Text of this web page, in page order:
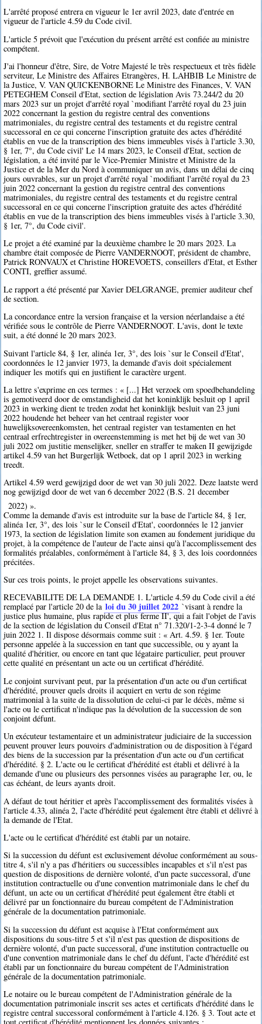
L'arrêté proposé entrera en vigueur le 1er avril 2023, date d'entrée en
vigueur de l'article 4.59 du Code civil.
L'article 5 prévoit que l'exécution du présent arrêté est confiée au ministre
compétent.
J'ai l'honneur d'être, Sire, de Votre Majesté le très respectueux et très fidèle
serviteur, Le Ministre des Affaires Etrangères, H. LAHBIB Le Ministre de
la Justice, V. VAN QUICKENBORNE Le Ministre des Finances, V. VAN
PETEGHEM Conseil d'Etat, section de législation Avis 73.244/2 du 20
mars 2023 sur un projet d'arrêté royal `modifiant l'arrêté royal du 23 juin
2022 concernant la gestion du registre central des conventions
matrimoniales, du registre central des testaments et du registre central
successoral en ce qui concerne l'inscription gratuite des actes d'hérédité
établis en vue de la transcription des biens immeubles visés à l'article 3.30,
§ 1er, 7°, du Code civil' Le 14 mars 2023, le Conseil d'Etat, section de
législation, a été invité par le Vice-Premier Ministre et Ministre de la
Justice et de la Mer du Nord à communiquer un avis, dans un délai de cinq
jours ouvrables, sur un projet d'arrêté royal `modifiant l'arrêté royal du 23
juin 2022 concernant la gestion du registre central des conventions
matrimoniales, du registre central des testaments et du registre central
successoral en ce qui concerne l'inscription gratuite des actes d'hérédité
établis en vue de la transcription des biens immeubles visés à l'article 3.30,
§ 1er, 7°, du Code civil'.
Le projet a été examiné par la deuxième chambre le 20 mars 2023. La
chambre était composée de Pierre VANDERNOOT, président de chambre,
Patrick RONVAUX et Christine HOREVOETS, conseillers d'Etat, et Esther
CONTI, greffier assumé.
Le rapport a été présenté par Xavier DELGRANGE, premier auditeur chef
de section.
La concordance entre la version française et la version néerlandaise a été
vérifiée sous le contrôle de Pierre VANDERNOOT. L'avis, dont le texte
suit, a été donné le 20 mars 2023.
Suivant l'article 84, § 1er, alinéa 1er, 3°, des lois `sur le Conseil d'Etat',
coordonnées le 12 janvier 1973, la demande d'avis doit spécialement
indiquer les motifs qui en justifient le caractère urgent.
La lettre s'exprime en ces termes : « [...] Het verzoek om spoedbehandeling
is gemotiveerd door de omstandigheid dat het koninklijk besluit op 1 april
2023 in werking dient te treden zodat het koninklijk besluit van 23 juni
2022 houdende het beheer van het centraal register voor
huwelijksovereenkomsten, het centraal register van testamenten en het
centraal erfrechtregister in overeenstemming is met het bij de wet van 30
juli 2022 om justitie menselijker, sneller en straffer te maken II gewijzigde
artikel 4.59 van het Burgerlijk Wetboek, dat op 1 april 2023 in werking
treedt.
Artikel 4.59 werd gewijzigd door de wet van 30 juli 2022. Deze laatste werd
nog gewijzigd door de wet van 6 december 2022 (B.S. 21 december
2022) ».
Comme la demande d'avis est introduite sur la base de l'article 84, § 1er,
alinéa 1er, 3°, des lois `sur le Conseil d'Etat', coordonnées le 12 janvier
1973, la section de législation limite son examen au fondement juridique du
projet, à la compétence de l'auteur de l'acte ainsi qu'à l'accomplissement des
formalités préalables, conformément à l'article 84, § 3, des lois coordonnées
précitées.
Sur ces trois points, le projet appelle les observations suivantes.
RECEVABILITE DE LA DEMANDE 1. L'article 4.59 du Code civil a été
remplacé par l'article 20 de la loi du 30 juillet 2022 `visant à rendre la
justice plus humaine, plus rapide et plus ferme II', qui a fait l'objet de l'avis
de la section de législation du Conseil d'Etat n° 71.320/1-2-3-4 donné le 7
juin 2022 1. Il dispose désormais comme suit : « Art. 4.59. § 1er. Toute
personne appelée à la succession en tant que successible, ou y ayant la
qualité d'héritier, ou encore en tant que légataire particulier, peut prouver
cette qualité en présentant un acte ou un certificat d'hérédité.
Le conjoint survivant peut, par la présentation d'un acte ou d'un certificat
d'hérédité, prouver quels droits il acquiert en vertu de son régime
matrimonial à la suite de la dissolution de celui-ci par le décès, même si
l'acte ou le certificat n'indique pas la dévolution de la succession de son
conjoint défunt.
Un exécuteur testamentaire et un administrateur judiciaire de la succession
peuvent prouver leurs pouvoirs d'administration ou de disposition à l'égard
des biens de la succession par la présentation d'un acte ou d'un certificat
d'hérédité. § 2. L'acte ou le certificat d'hérédité est établi et délivré à la
demande d'une ou plusieurs des personnes visées au paragraphe 1er, ou, le
cas échéant, de leurs ayants droit.
A défaut de tout héritier et après l'accomplissement des formalités visées à
l'article 4.33, alinéa 2, l'acte d'hérédité peut également être établi et délivré à
la demande de l'Etat.
L'acte ou le certificat d'hérédité est établi par un notaire.
Si la succession du défunt est exclusivement dévolue conformément au sous-
titre 4, s'il n'y a pas d'héritiers ou successibles incapables et s'il n'est pas
question de dispositions de dernière volonté, d'un pacte successoral, d'une
institution contractuelle ou d'une convention matrimoniale dans le chef du
défunt, un acte ou un certificat d'hérédité peut également être établi et
délivré par un fonctionnaire du bureau compétent de l'Administration
générale de la documentation patrimoniale.
Si la succession du défunt est acquise à l'Etat conformément aux
dispositions du sous-titre 5 et s'il n'est pas question de dispositions de
dernière volonté, d'un pacte successoral, d'une institution contractuelle ou
d'une convention matrimoniale dans le chef du défunt, l'acte d'hérédité est
établi par un fonctionnaire du bureau compétent de l'Administration
générale de la documentation patrimoniale.
Le notaire ou le bureau compétent de l'Administration générale de la
documentation patrimoniale inscrit ses actes et certificats d'hérédité dans le
registre central successoral conformément à l'article 4.126. § 3. Tout acte et